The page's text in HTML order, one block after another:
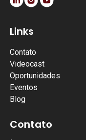
Links
Contato
Videocast
Oportunidades
Eventos
Blog
Contato